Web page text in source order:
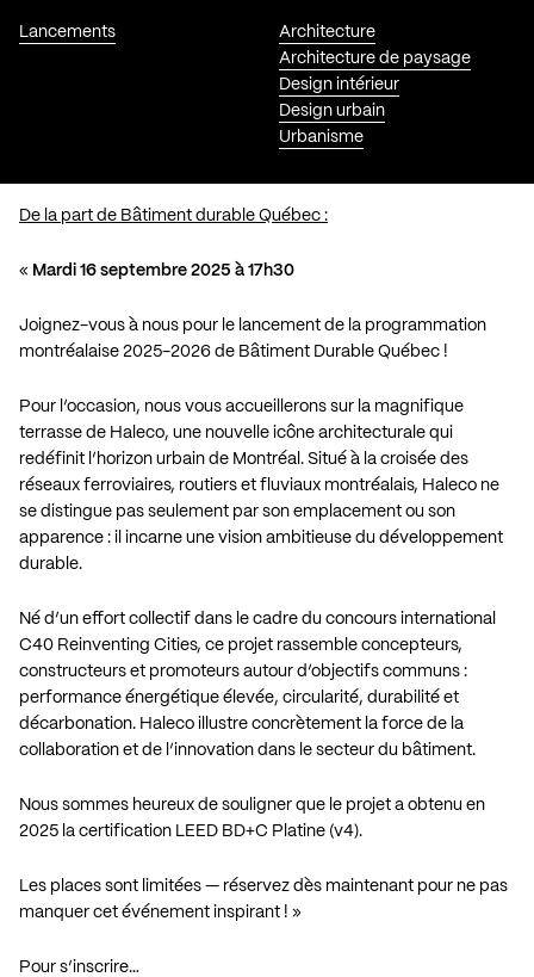
Lancements
Architecture
Architecture de paysage
Design intérieur
Design urbain
Urbanisme
De la part de Bâtiment durable Québec :
« Mardi 16 septembre 2025 à 17h30
Joignez-vous à nous pour le lancement de la programmation
montréalaise 2025-2026 de Bâtiment Durable Québec !
Pour l’occasion, nous vous accueillerons sur la magnifique
terrasse de Haleco, une nouvelle icône architecturale qui
redéfinit l’horizon urbain de Montréal. Situé à la croisée des
réseaux ferroviaires, routiers et fluviaux montréalais, Haleco ne
se distingue pas seulement par son emplacement ou son
apparence : il incarne une vision ambitieuse du développement
durable.
Né d’un effort collectif dans le cadre du concours international
C40 Reinventing Cities, ce projet rassemble concepteurs,
constructeurs et promoteurs autour d’objectifs communs :
performance énergétique élevée, circularité, durabilité et
décarbonation. Haleco illustre concrètement la force de la
collaboration et de l’innovation dans le secteur du bâtiment.
Nous sommes heureux de souligner que le projet a obtenu en
2025 la certification LEED BD+C Platine (v4).
Les places sont limitées — réservez dès maintenant pour ne pas
manquer cet événement inspirant ! »
Pour s’inscrire…